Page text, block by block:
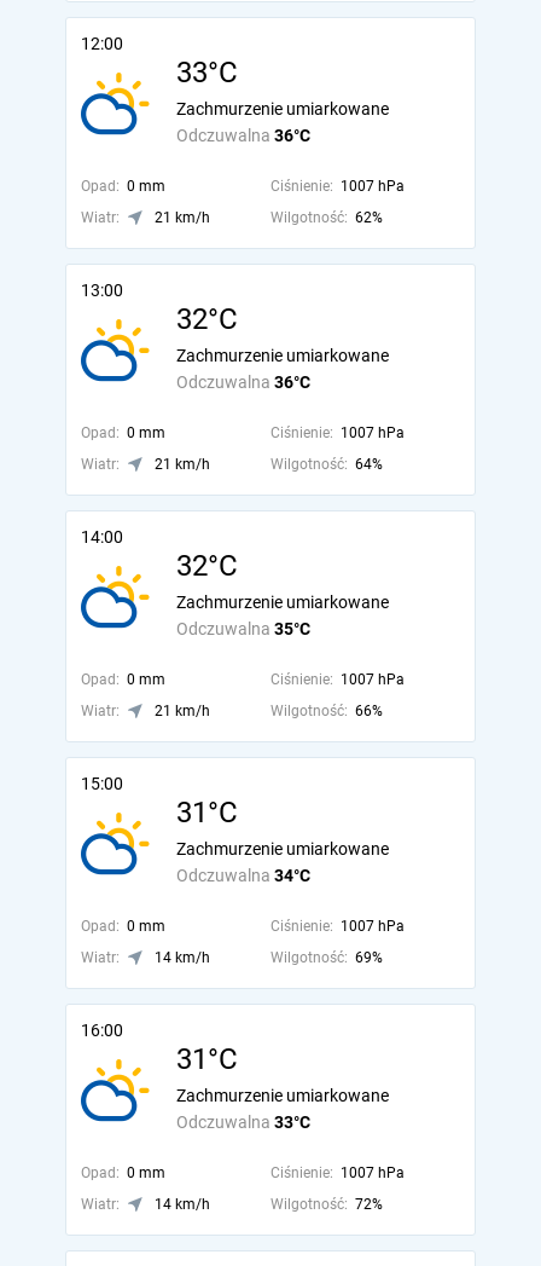
12:00
33°C
Odczuwalna 36°C
Zachmurzenie umiarkowane
Opad: 0 mm Ciśnienie: 1007 hPa
Wiatr:
21 km/h Wilgotność: 62%
13:00
32°C
Odczuwalna 36°C
Zachmurzenie umiarkowane
Opad: 0 mm Ciśnienie: 1007 hPa
Wiatr:
21 km/h Wilgotność: 64%
14:00
32°C
Odczuwalna 35°C
Zachmurzenie umiarkowane
Opad: 0 mm Ciśnienie: 1007 hPa
Wiatr:
21 km/h Wilgotność: 66%
15:00
31°C
Odczuwalna 34°C
Zachmurzenie umiarkowane
Opad: 0 mm Ciśnienie: 1007 hPa
Wiatr:
14 km/h Wilgotność: 69%
16:00
31°C
Odczuwalna 33°C
Zachmurzenie umiarkowane
Opad: 0 mm Ciśnienie: 1007 hPa
Wiatr:
14 km/h Wilgotność: 72%